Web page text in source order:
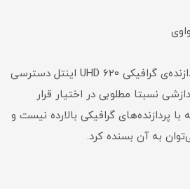
کاربران این محصول به پردازنده‌ی گرافیکی UHD 620 اینتل دسترسی
نسبتا مطلوبی در اختیار قرار
پردازنده‌های گرافیکی بالارده نیست و
به آن بسنده کرد.